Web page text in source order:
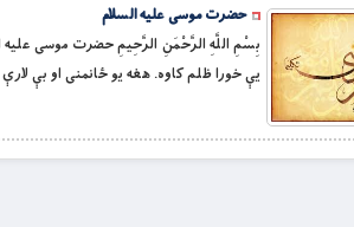
حضرت موسى عليه السلام
بِسْمِ اللَّهِ الرَّحْمَنِ الرَّحِيمِ حضرت موسى عليه
يې خورا ظلم كاوه. هغه يو ځانمنی او بې